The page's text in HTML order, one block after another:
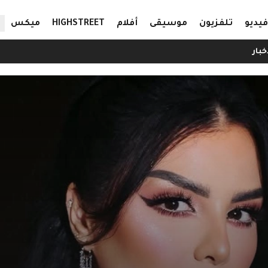
فيديو تلفزيون موسيقى أفلام HIGHSTREET ميكس